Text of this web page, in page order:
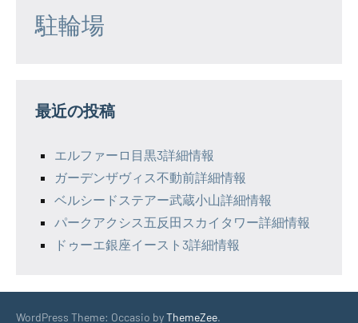
駐輪場
最近の投稿
エルファーロ目黒3詳細情報
ガーデンザヴィス不動前詳細情報
ベルシードステアー武蔵小山詳細情報
パークアクシス五反田スカイタワー詳細情報
ドゥーエ銀座イースト3詳細情報
WordPress Theme: Occasio byThemeZee.